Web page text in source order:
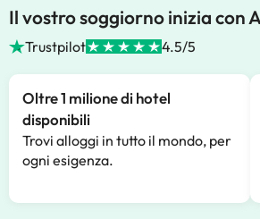
Il vostro soggiorno inizia con
Trustpilot 4.5/5
Oltre 1 milione di hotel
disponibili
Trovi alloggi in tutto il mondo, per
ogni esigenza.